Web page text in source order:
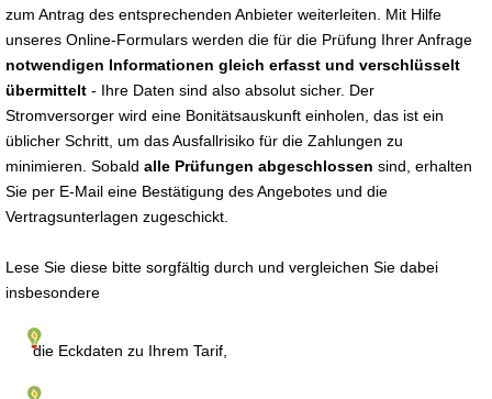
zum Antrag des entsprechenden Anbieter weiterleiten. Mit Hilfe
unseres Online-Formulars werden die für die Prüfung Ihrer Anfrage
notwendigen Informationen gleich erfasst und verschlüsselt
übermittelt - Ihre Daten sind also absolut sicher. Der
Stromversorger wird eine Bonitätsauskunft einholen, das ist ein
üblicher Schritt, um das Ausfallrisiko für die Zahlungen zu
minimieren. Sobald alle Prüfungen abgeschlossen sind, erhalten
Sie per E-Mail eine Bestätigung des Angebotes und die
Vertragsunterlagen zugeschickt.
Lese Sie diese bitte sorgfältig durch und vergleichen Sie dabei
insbesondere
die Eckdaten zu Ihrem Tarif,